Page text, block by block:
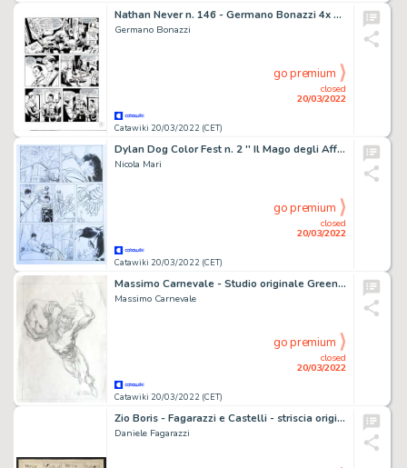
Nathan Never n. 146 - Germano Bonazzi 4x Tavola Originale "Il predicatore" - Page volante - Exemplaire unique - (2003)
Germano Bonazzi
Catawiki 20/03/2022 (CET)
closed
20/03/2022
go premium
Dylan Dog Color Fest n. 2 '' Il Mago degli Affari '' pag. 31 - N. Mari Tavola Originale - (2008)
Nicola Mari
Catawiki 20/03/2022 (CET)
closed
20/03/2022
go premium
Massimo Carnevale - Studio originale Green Lantern - Page volante
Massimo Carnevale
Catawiki 20/03/2022 (CET)
closed
20/03/2022
go premium
Zio Boris - Fagarazzi e Castelli - striscia originale #375 per Corriere dei Ragazzi - Page volante - Exemplaire unique - (1975)
Daniele Fagarazzi